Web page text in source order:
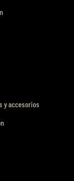
y accesorios